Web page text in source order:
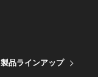
製品ラインアップ